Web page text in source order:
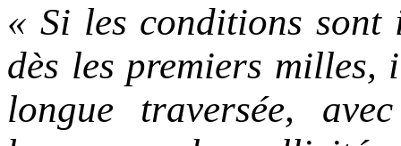
« Si les conditions
dès les premiers
longue traversée,